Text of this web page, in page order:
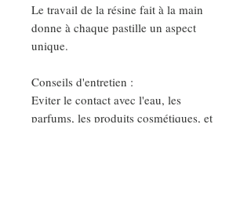
Le travail de la résine fait à la main
donne à chaque pastille un aspect
unique.
Conseils d'entretien :
Eviter le contact avec l'eau, les
parfums, les produits cosmétiques, et